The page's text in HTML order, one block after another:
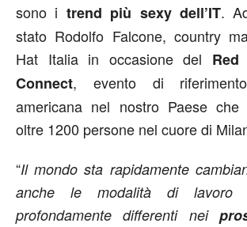
sono i trend più sexy dell’IT.
stato Rodolfo Falcone, country
Hat Italia in occasione del
Connect, evento di riferimento
americana nel nostro Paese che
oltre 1200 persone nel cuore di
“Il mondo sta rapidamente
anche le modalità di lavoro
profondamente differenti nei